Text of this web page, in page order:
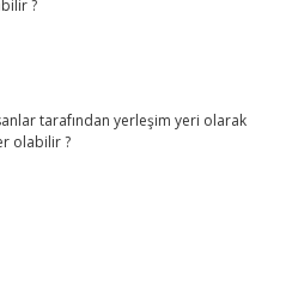
?
tarafından yerleşim yeri olarak
olabilir ?